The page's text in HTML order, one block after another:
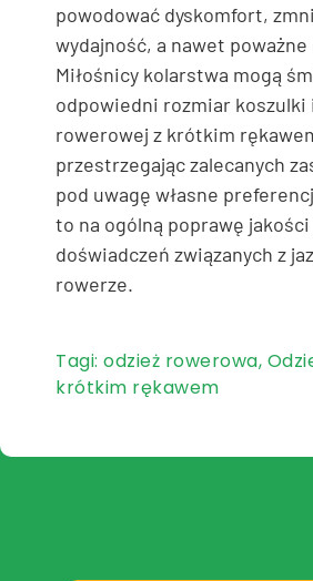
powodować dyskomfort,
wydajność, a nawet
Miłośnicy kolarstwa mogą
odpowiedni rozmiar koszulki
rowerowej z krótkim
przestrzegając zalecanych
pod uwagę własne
to na ogólną poprawę
doświadczeń związanych z
rowerze.
Tagi: odzież rowerowa,
krótkim rękawem